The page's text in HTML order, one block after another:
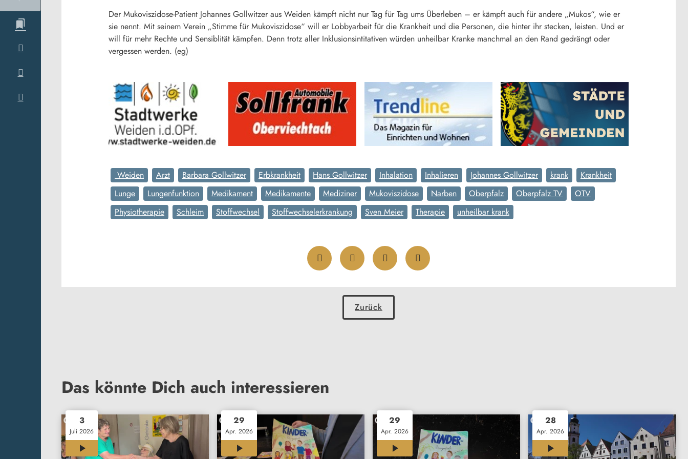
Der Mukoviszidose-Patient Johannes Gollwitzer aus Weiden kämpft nicht nur Tag für Tag ums Überleben – er kämpft auch für andere „Mukos“, wie er
sie nennt. Mit seinem Verein „Stimme für Mukoviszidose“ will er Lobbyarbeit für die Krankheit und die Personen, die hinter ihr stecken, leisten. Und er
will für mehr Rechte und Sensiblität kämpfen. Denn trotz aller Inklusionsintitativen würden unheilbar Kranke manchmal an den Rand gedrängt oder
vergessen werden. (eg)
Weiden Arzt Barbara Gollwitzer Erbkrankheit Hans Gollwitzer Inhalation Inhalieren Johannes Gollwitzer krank
Krankheit
Lunge
Lungenfunktion Medikament Medikamente Mediziner Mukoviszidose Narben Oberpfalz Oberpfalz TV
OTV
Physiotherapie
Schleim Stoffwechsel Stoffwechselerkrankung Sven Meier Therapie unheilbar krank
Zurück
Das könnte Dich auch interessieren
3
Juli 2026
29
Apr. 2026
29
Apr. 2026
28
Apr. 2026